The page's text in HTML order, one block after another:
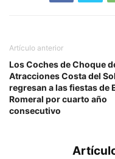
Artículo anterior
Los Coches de Choque
Atracciones Costa del Sol
regresan a las fiestas de
Romeral por cuarto año
consecutivo